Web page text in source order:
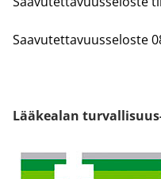
Saavutettavuusseloste
Lääkealan